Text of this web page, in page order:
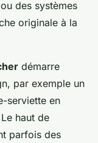
des systèmes
originale à la
démarre
par exemple un
serviette en
haut de
parfois des